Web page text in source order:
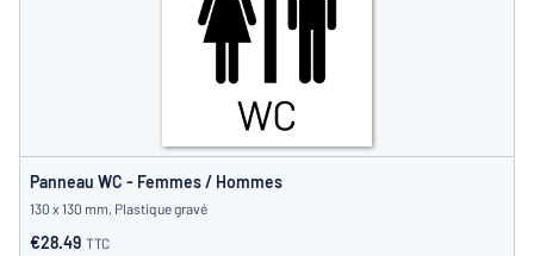
Panneau WC - Femmes / Hommes
130 x 130 mm, Plastique gravé
€28.49 TTC